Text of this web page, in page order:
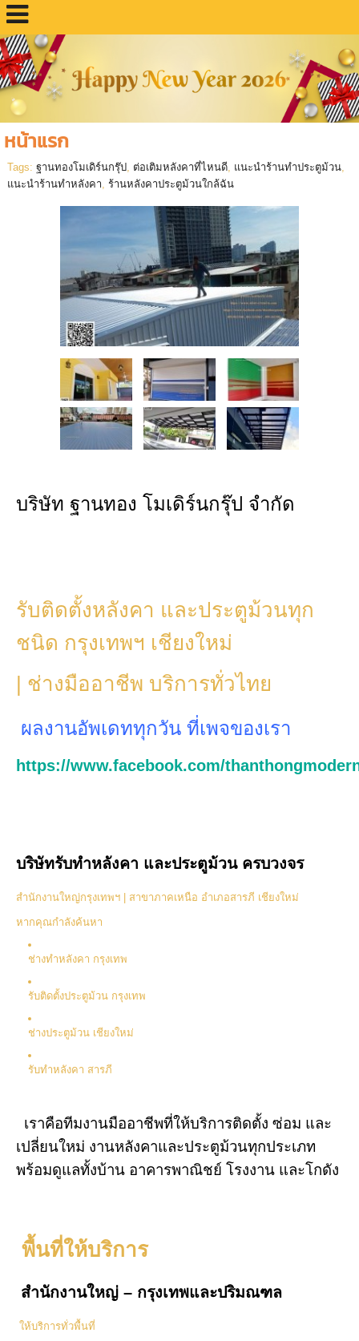
หน้าแรก
Tags: ฐานทองโมเดิร์นกรุ๊ป, ต่อเติมหลังคาที่ไหนดี, แนะนำร้านทำประตูม้วน,
แนะนำร้านทำหลังคา, ร้านหลังคาประตูม้วนใกล้ฉัน
บริษัท ฐานทอง โมเดิร์นกรุ๊ป จำกัด
รับติดตั้งหลังคา และประตูม้วนทุก
ชนิด กรุงเทพฯ เชียงใหม่
| ช่างมืออาชีพ บริการทั่วไทย
ผลงานอัพเดททุกวัน ที่เพจของเรา
https://www.facebook.com/
บริษัทรับทำหลังคา และประตูม้วน ครบวงจร
สำนักงานใหญ่กรุงเทพฯ | สาขาภาคเหนือ อำเภอสารภี เชียงใหม่
หากคุณกำลังค้นหา
ช่างทำหลังคา กรุงเทพ
รับติดตั้งประตูม้วน กรุงเทพ
ช่างประตูม้วน เชียงใหม่
รับทำหลังคา สารภี
เราคือทีมงานมืออาชีพที่ให้บริการติดตั้ง ซ่อม และ
เปลี่ยนใหม่ งานหลังคาและประตูม้วนทุกประเภท
พร้อมดูแลทั้งบ้าน อาคารพาณิชย์ โรงงาน และโกดัง
พื้นที่ให้บริการ
สำนักงานใหญ่ – กรุงเทพและปริมณฑล
ให้บริการทั่วพื้นที่